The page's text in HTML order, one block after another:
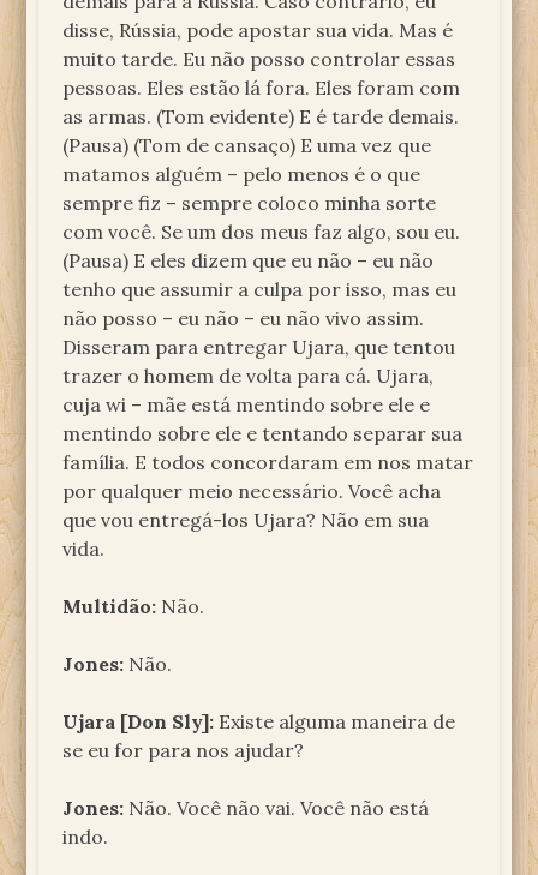
disse, Rússia, pode apostar sua vida. Mas é
muito tarde. Eu não posso controlar essas
pessoas. Eles estão lá fora. Eles foram com
as armas. (Tom evidente) E é tarde demais.
(Pausa) (Tom de cansaço) E uma vez que
matamos alguém – pelo menos é o que
sempre fiz – sempre coloco minha sorte
com você. Se um dos meus faz algo, sou eu.
(Pausa) E eles dizem que eu não – eu não
tenho que assumir a culpa por isso, mas eu
não posso – eu não – eu não vivo assim.
Disseram para entregar Ujara, que tentou
trazer o homem de volta para cá. Ujara,
cuja wi – mãe está mentindo sobre ele e
mentindo sobre ele e tentando separar sua
família. E todos concordaram em nos matar
por qualquer meio necessário. Você acha
que vou entregá-los Ujara? Não em sua
vida.
Multidão: Não.
Jones: Não.
Ujara [Don Sly]: Existe alguma maneira de
se eu for para nos ajudar?
Jones: Não. Você não vai. Você não está
indo.